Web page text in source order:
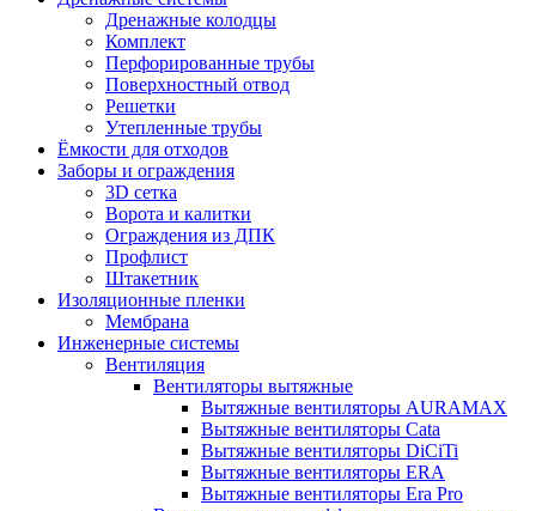
Дренажные колодцы
Комплект
Перфорированные трубы
Поверхностный отвод
Решетки
Утепленные трубы
Ёмкости для отходов
Заборы и ограждения
3D сетка
Ворота и калитки
Ограждения из ДПК
Профлист
Штакетник
Изоляционные пленки
Мембрана
Инженерные системы
Вентиляция
Вентиляторы вытяжные
Вытяжные вентиляторы AURAMAX
Вытяжные вентиляторы Cata
Вытяжные вентиляторы DiCiTi
Вытяжные вентиляторы ERA
Вытяжные вентиляторы Era Pro